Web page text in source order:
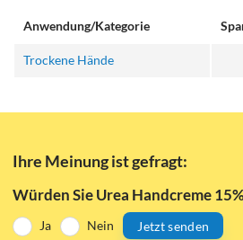
Anwendung/Kategorie
Trockene Hände
Ihre Meinung ist gefragt:
Würden Sie Urea Handcreme
Ja Nein Jetzt senden